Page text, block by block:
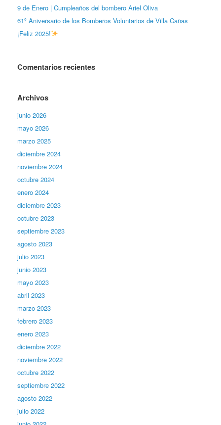
9 de Enero | Cumpleaños del bombero Ariel Oliva
61º Aniversario de los Bomberos Voluntarios de Villa Cañas
¡Feliz 2025!
Comentarios recientes
Archivos
junio 2026
mayo 2026
marzo 2025
diciembre 2024
noviembre 2024
octubre 2024
enero 2024
diciembre 2023
octubre 2023
septiembre 2023
agosto 2023
julio 2023
junio 2023
mayo 2023
abril 2023
marzo 2023
febrero 2023
enero 2023
diciembre 2022
noviembre 2022
octubre 2022
septiembre 2022
agosto 2022
julio 2022